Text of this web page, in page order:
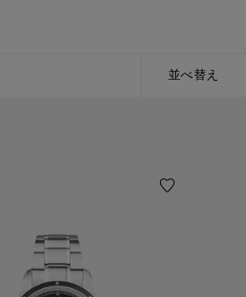
並べ替え